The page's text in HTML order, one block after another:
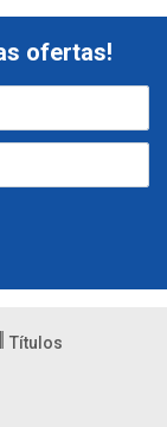
ofertas!
Títulos